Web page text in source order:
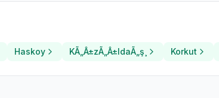
Haskoy KÃ„Â±zÃ„Â±ldaÃ„ş¸ Korkut